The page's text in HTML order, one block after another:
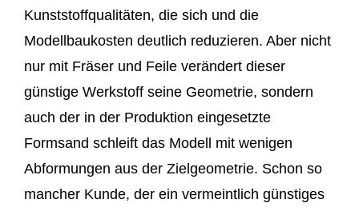
Kunststoffqualitäten, die sich und die
Modellbaukosten deutlich reduzieren. Aber nicht
nur mit Fräser und Feile verändert dieser
günstige Werkstoff seine Geometrie, sondern
auch der in der Produktion eingesetzte
Formsand schleift das Modell mit wenigen
Abformungen aus der Zielgeometrie. Schon so
mancher Kunde, der ein vermeintlich günstiges